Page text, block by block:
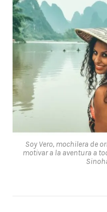
Soy Vero, mochilera de
motivar a la aventura a